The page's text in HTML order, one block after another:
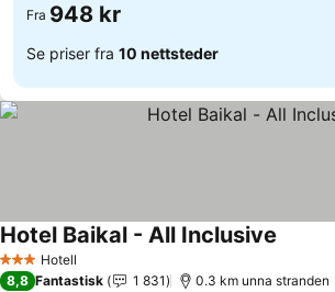
Fra 948 kr
Se priser fra 10 nettsteder
3 StjernerHotell
Hotel Baikal - All Inclusive
8,8 Fantastisk 1 831 0.3 km unna stranden